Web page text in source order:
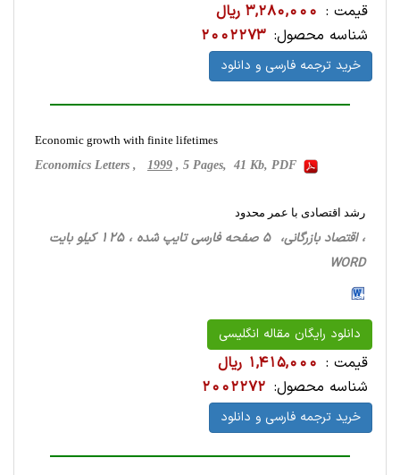
قیمت : 3,280,000 ریال
شناسه محصول: 2002273
خرید ترجمه فارسی و دانلود
Economic growth with finite lifetimes
Economics Letters , 1999 , 5 Pages, 41 Kb, PDF
‌‌رشد اقتصادی با عمر محدود
، اقتصاد بازرگانی، 5 صفحه فارسی تایپ شده ، 125 کیلو بایت
WORD
دانلود رایگان مقاله انگلیسی
قیمت : 1,415,000 ریال
شناسه محصول: 2002272
خرید ترجمه فارسی و دانلود